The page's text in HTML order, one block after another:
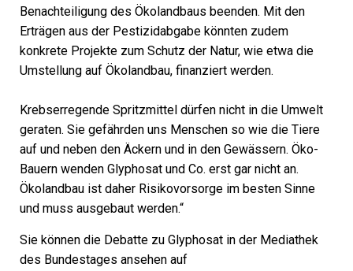
Benachteiligung des Ökolandbaus beenden. Mit den
Erträgen aus der Pestizidabgabe könnten zudem
konkrete Projekte zum Schutz der Natur, wie etwa die
Umstellung auf Ökolandbau, finanziert werden.
Krebserregende Spritzmittel dürfen nicht in die Umwelt
geraten. Sie gefährden uns Menschen so wie die Tiere
auf und neben den Äckern und in den Gewässern. Öko-
Bauern wenden Glyphosat und Co. erst gar nicht an.
Ökolandbau ist daher Risikovorsorge im besten Sinne
und muss ausgebaut werden.“
Sie können die Debatte zu Glyphosat in der Mediathek
des Bundestages ansehen auf